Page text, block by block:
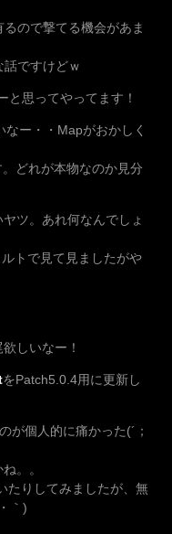
ので撃てる機会があま
ですけどｗ
と思ってやってます！
ー・・Mapがおかしく
どれが本物なのか見分
ツ。あれ何なんでしょ
トで見て見ましたがや
しいなー！
をPatch5.0.4用に更新し
が個人的に痛かった(´；
。。
たりしてみましたが、無
｀)